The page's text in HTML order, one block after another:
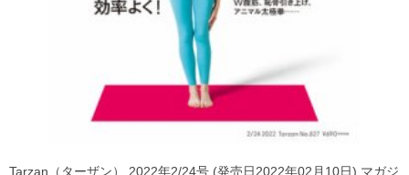
Tarzan（ターザン） 2022年2/24号 (発売日2022年02月10日) マガジ